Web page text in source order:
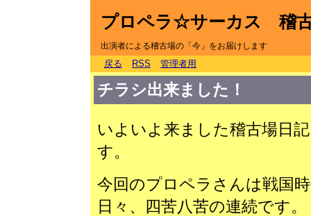
プロペラ☆サーカス 稽
出演者による稽古場の「今」をお届けします
戻る RSS 管理者用
チラシ出来ました！
いよいよ来ました稽古場日
す。
今回のプロペラさんは戦国
日々、四苦八苦の連続です。